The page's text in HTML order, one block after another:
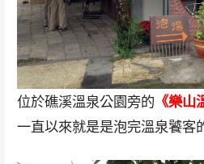
位於礁溪溫泉公園旁的 《樂山
一直以來就是是泡完溫泉饕客